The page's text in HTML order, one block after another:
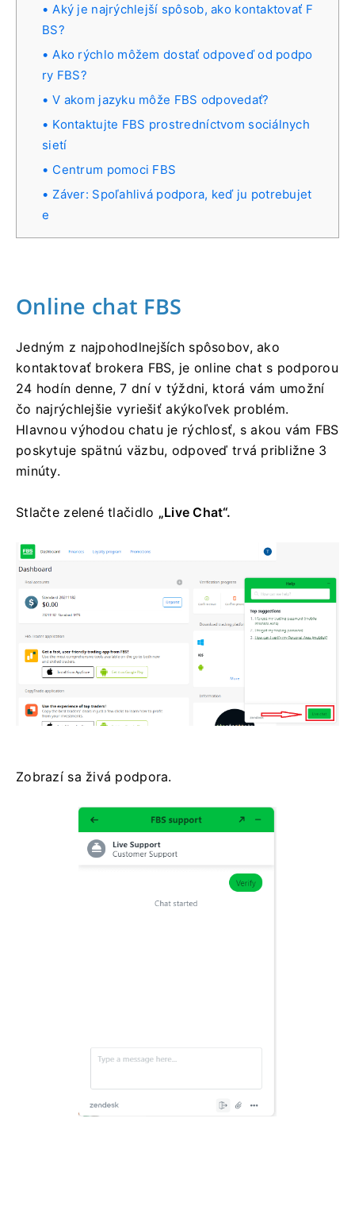
Aký je najrýchlejší spôsob, ako kontaktovať F
BS?
Ako rýchlo môžem dostať odpoveď od podpo
ry FBS?
V akom jazyku môže FBS odpovedať?
Kontaktujte FBS prostredníctvom sociálnych
sietí
Centrum pomoci FBS
Záver: Spoľahlivá podpora, keď ju potrebujet
e
Online chat FBS
Jedným z najpohodlnejších spôsobov, ako
kontaktovať brokera FBS, je online chat s podporou
24 hodín denne, 7 dní v týždni, ktorá vám umožní
čo najrýchlejšie vyriešiť akýkoľvek problém.
Hlavnou výhodou chatu je rýchlosť, s akou vám FBS
poskytuje spätnú väzbu, odpoveď trvá približne 3
minúty.
Stlačte zelené tlačidlo „Live Chat“.
Zobrazí sa živá podpora.